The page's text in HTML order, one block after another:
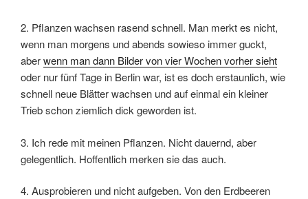
2. Pflanzen wachsen rasend schnell. Man merkt es nicht,
wenn man morgens und abends sowieso immer guckt,
aberwenn man dann Bilder von vier Wochen vorher sieht
oder nur fünf Tage in Berlin war, ist es doch erstaunlich, wie
schnell neue Blätter wachsen und auf einmal ein kleiner
Trieb schon ziemlich dick geworden ist.
3. Ich rede mit meinen Pflanzen. Nicht dauernd, aber
gelegentlich. Hoffentlich merken sie das auch.
4. Ausprobieren und nicht aufgeben. Von den Erdbeeren